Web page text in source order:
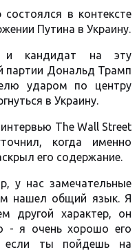
в контексте
Путина в Украину.
и кандидат на эту
партии Дональд Трамп
ударом по центру
в Украину.
The Wall Street
когда именно
его содержание.
у нас замечательные
нашел общий язык. Я
другой характер, он
- я очень хорошо его
если ты пойдешь на